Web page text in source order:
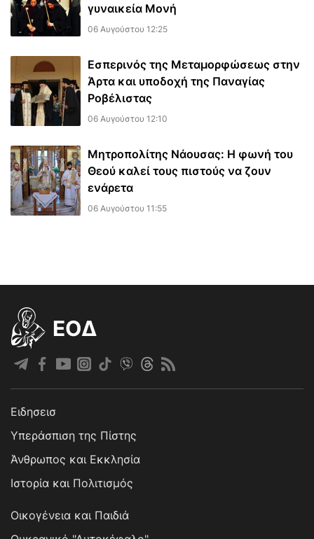
γυναικεία Μονή
06 Αυγούστου 12:25
Εσπερινός της Μεταμορφώσεως στην
Άρτα και υποδοχή της Παναγίας
Ροβέλιστας
06 Αυγούστου 12:10
Μητροπολίτης Νάουσας: Η φωνή του
Θεού καλεί τους πιστούς να ζουν
ενάρετα
06 Αυγούστου 11:55
EOΔ
Ειδησεισ
Υπεράσπιση της Πίστης
Άνθρωπος και Εκκλησία
Ιστορία και Πολιτισμός
Οικογένεια και Παιδιά